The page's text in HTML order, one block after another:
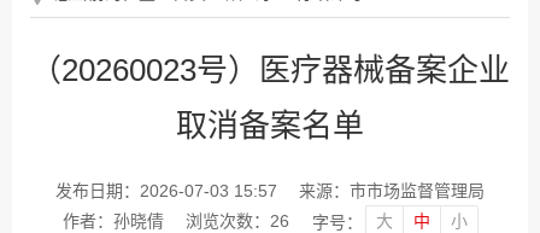
（20260023号）医疗器械备案企业
取消备案名单
发布日期：2026-07-03 15:57
来源：市市场监督管理局
作者：孙晓倩
浏览次数： 26 字号： 大 中 小